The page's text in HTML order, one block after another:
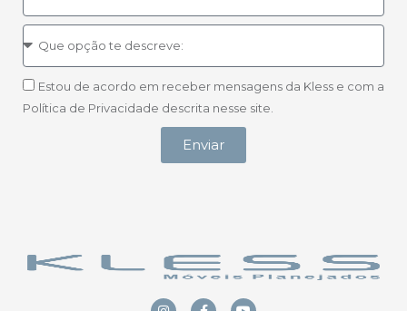
Estou de acordo em receber mensagens da Kless e com a
Política de Privacidade descrita nesse site.
Enviar